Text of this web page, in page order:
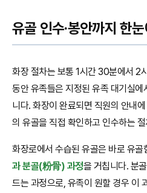
유골 인수·봉안까지 한
화장 절차는 보통 1시간 30분에서 2
동안 유족들은 지정된 유족 대기실
니다. 화장이 완료되면 직원의 안내
의 유골을 직접 확인하고 인수하는
화장로에서 수습된 유골은 바로 유골
과 분골(粉骨) 과정을 거칩니다. 분
드는 과정으로, 유족이 원할 경우 이